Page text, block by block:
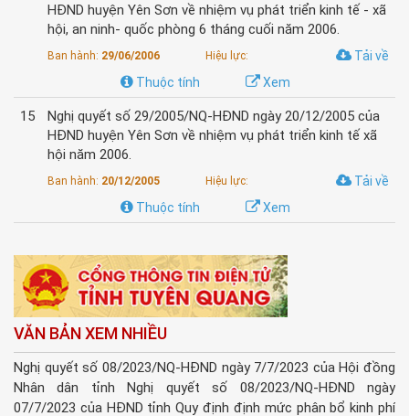
HĐND huyện Yên Sơn về nhiệm vụ phát triển kinh tế - xã
hội, an ninh- quốc phòng 6 tháng cuối năm 2006.
Ban hành: 29/06/2006 Hiệu lực:
Tải về
Xem
Thuộc tính
15
Nghị quyết số 29/2005/NQ-HĐND ngày 20/12/2005 của
HĐND huyện Yên Sơn về nhiệm vụ phát triển kinh tế xã
hội năm 2006.
Ban hành: 20/12/2005 Hiệu lực:
Tải về
Xem
Thuộc tính
VĂN BẢN XEM NHIỀU
Nghị quyết số 08/2023/NQ-HĐND ngày 7/7/2023 của Hội đồng
Nhân dân tỉnh Nghị quyết số 08/2023/NQ-HĐND ngày
07/7/2023 của HĐND tỉnh Quy định định mức phân bổ kinh phí